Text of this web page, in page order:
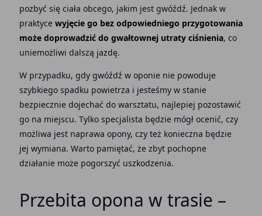
pozbyć się ciała obcego, jakim jest gwóźdź. Jednak w
praktyce wyjęcie go bez odpowiedniego przygotowania
może doprowadzić do gwałtownej utraty ciśnienia, co
uniemożliwi dalszą jazdę.
W przypadku, gdy gwóźdź w oponie nie powoduje
szybkiego spadku powietrza i jesteśmy w stanie
bezpiecznie dojechać do warsztatu, najlepiej pozostawić
go na miejscu. Tylko specjalista będzie mógł ocenić, czy
możliwa jest naprawa opony, czy też konieczna będzie
jej wymiana. Warto pamiętać, że zbyt pochopne
działanie może pogorszyć uszkodzenia.
Przebita opona w trasie –